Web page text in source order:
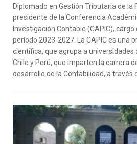
Diplomado en Gestión Tributaria de la
presidente de la Conferencia
Investigación Contable (CAPIC), cargo
período 2023-2027. La CAPIC es una
científica, que agrupa a universidades
Chile y Perú, que imparten la carrera
desarrollo de la Contabilidad, a través